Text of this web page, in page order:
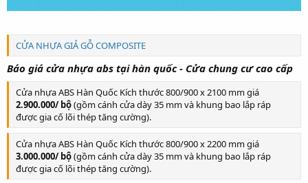
CỬA NHỰA GIẢ GỖ COMPOSITE
Báo giá cửa nhựa abs tại hàn quốc - Cửa chung cư cao cấp
Cửa nhựa ABS Hàn Quốc Kích thước 800/900 x 2100 mm giá
2.900.000/ bộ(gồm cánh cửa dày 35 mm và khung bao lắp ráp
được gia cố lõi thép tăng cường).
Cửa nhựa ABS Hàn Quốc Kích thước 800/900 x 2200 mm giá
3.000.000/ bộ(gồm cánh cửa dày 35 mm và khung bao lắp ráp
được gia cố lõi thép tăng cường).